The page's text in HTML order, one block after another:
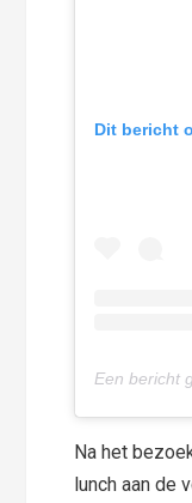
Dit bericht
Na het
lunch aan de